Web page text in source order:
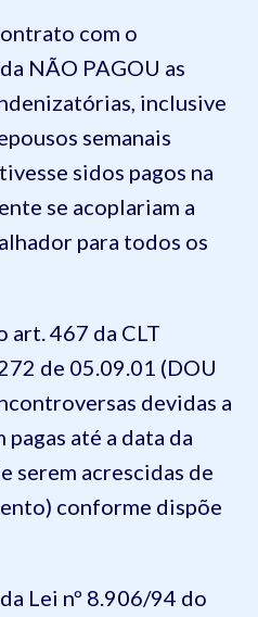
com o
NÃO PAGOU as
inclusive
semanais
sidos pagos na
se acoplariam a
para todos os
art. 467 da CLT
de 05.09.01 (DOU
devidas a
até a data da
serem acrescidas de
conforme dispõe
Lei nº 8.906/94 do